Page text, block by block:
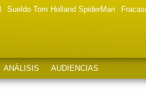
Sueldo Tom Holland SpiderMan
ANÁLISIS AUDIENCIAS